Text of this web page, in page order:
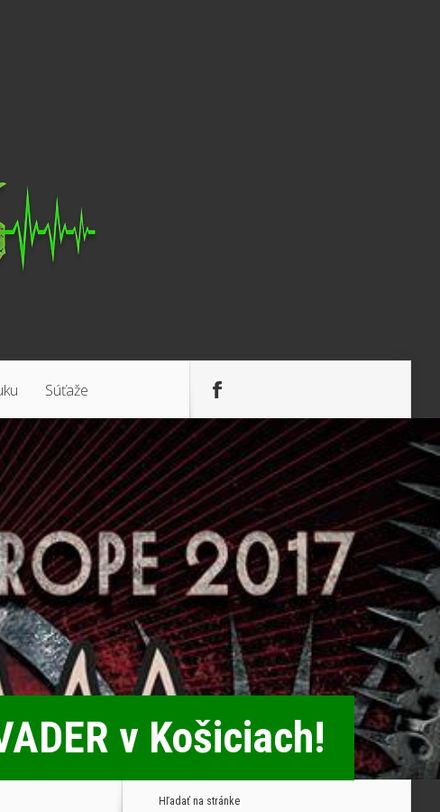
Súťaže
v Košiciach!
Hľadať na stránke